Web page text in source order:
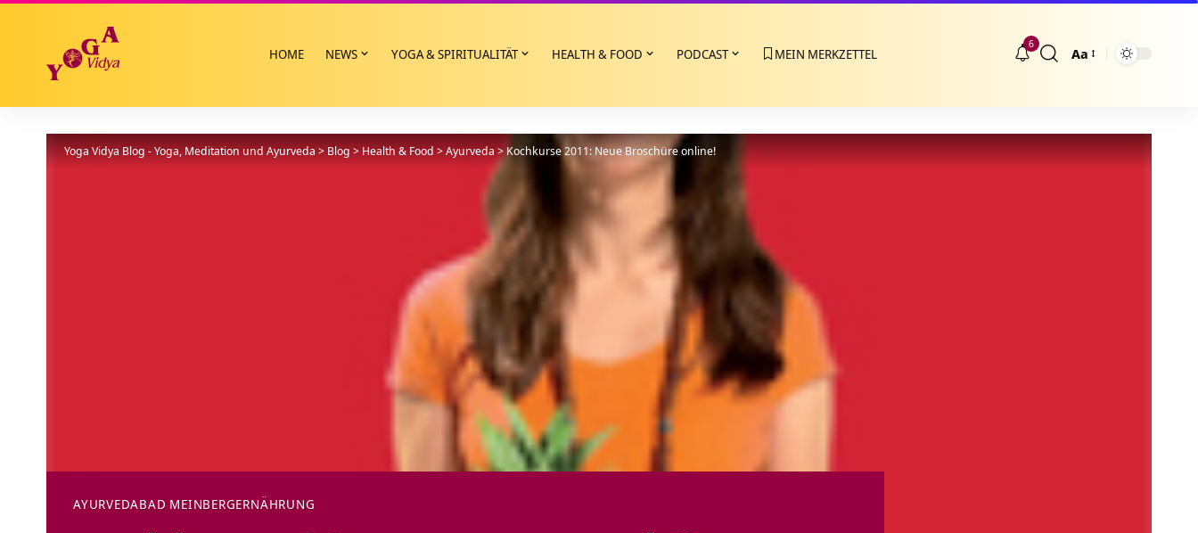
HOME NEWS YOGA & SPIRITUALITÄT HEALTH & FOOD PODCAST MEIN MERKZETTEL
6
Größenänderung
Aa
Yoga Vidya Blog - Yoga, Meditation und Ayurveda>Blog>Health & Food>Ayurveda>Kochkurse 2011: Neue Broschüre online!
AYURVEDABAD MEINBERGERNÄHRUNG